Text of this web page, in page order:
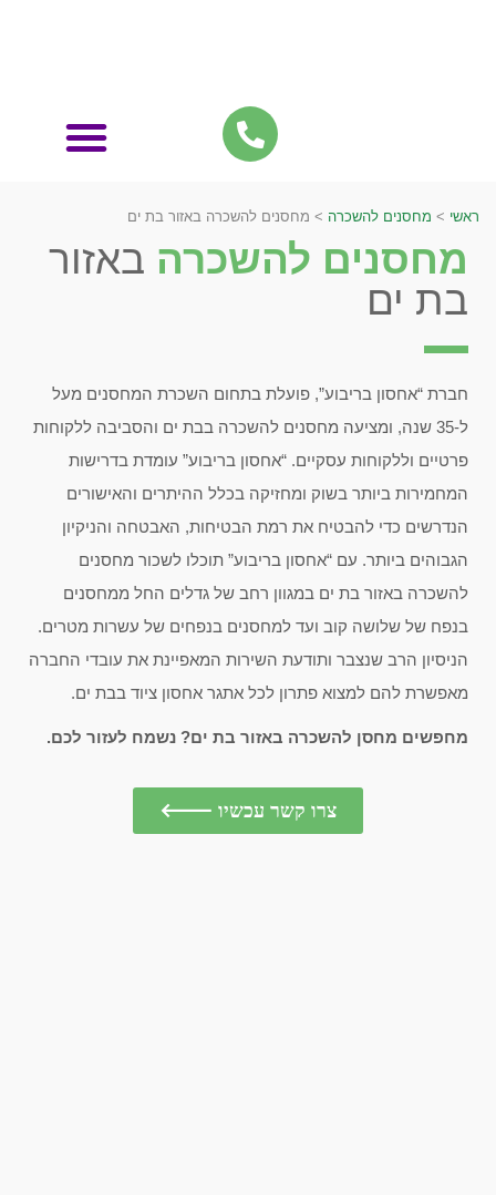
ראשי > מחסנים להשכרה > מחסנים להשכרה באזור בת ים
מחסנים להשכרה באזור
בת ים
חברת “אחסון בריבוע”, פועלת בתחום השכרת המחסנים מעל
ל-35 שנה, ומציעה מחסנים להשכרה בבת ים והסביבה ללקוחות
פרטיים וללקוחות עסקיים. “אחסון בריבוע” עומדת בדרישות
המחמירות ביותר בשוק ומחזיקה בכלל ההיתרים והאישורים
הנדרשים כדי להבטיח את רמת הבטיחות, האבטחה והניקיון
הגבוהים ביותר. עם “אחסון בריבוע” תוכלו לשכור מחסנים
להשכרה באזור בת ים במגוון רחב של גדלים החל ממחסנים
בנפח של שלושה קוב ועד למחסנים בנפחים של עשרות מטרים.
הניסיון הרב שנצבר ותודעת השירות המאפיינת את עובדי החברה
מאפשרת להם למצוא פתרון לכל אתגר אחסון ציוד בבת ים.
מחפשים מחסן להשכרה באזור בת ים? נשמח לעזור לכם.
צרו קשר עכשיו 🡐